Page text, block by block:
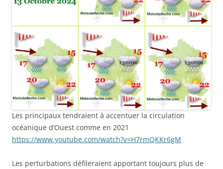
Les principaux tendraient à accentuer la circulation
océanique d’Ouest comme en 2021
https://www.youtube.com/watch?v=H7rmQKKr6gM
Les perturbations défileraient apportant toujours plus de